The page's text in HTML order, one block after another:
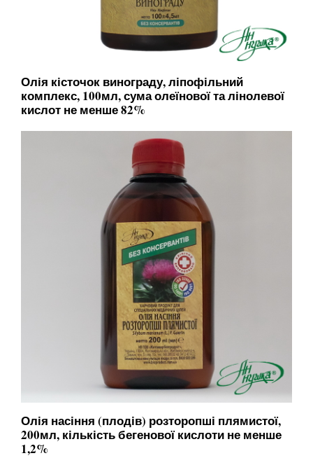
Олія кісточок винограду, ліпофільний
комплекс, 100мл, сума олеїнової та лінолевої
кислот не менше 82%
Олія насіння (плодів) розторопші плямистої,
200мл, кількість бегенової кислоти не менше
1,2%